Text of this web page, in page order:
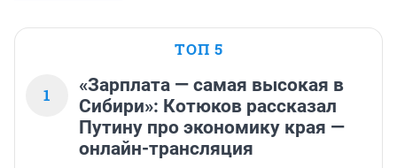
ТОП 5
1
«Зарплата — самая высокая в
Сибири»: Котюков рассказал
Путину про экономику края —
онлайн-трансляция